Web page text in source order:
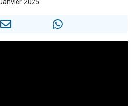
Il reste 49 places pour étudier en groupe sur Zoom
2025